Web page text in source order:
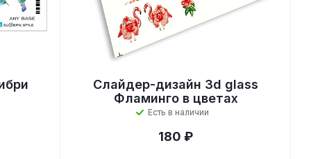
Слайдер-дизайн 3d glass
Фламинго в цветах
Есть в наличии
180 ₽